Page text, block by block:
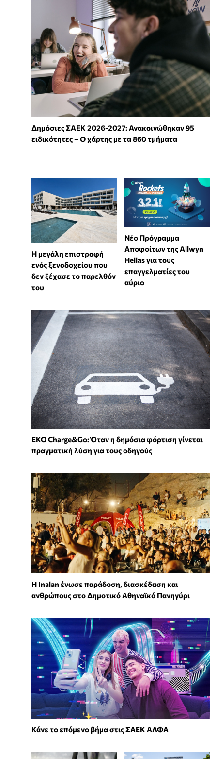
Δημόσιες ΣΑΕΚ 2026-2027: Ανακοινώθηκαν 95
ειδικότητες – Ο χάρτης με τα 860 τμήματα
Η μεγάλη επιστροφή
ενός ξενοδοχείου που
δεν ξέχασε το παρελθόν
του
Νέο Πρόγραμμα
Αποφοίτων της Allwyn
Hellas για τους
επαγγελματίες του
αύριο
EKO Charge&Go: Όταν η δημόσια φόρτιση γίνεται
πραγματική λύση για τους οδηγούς
Η Inalan ένωσε παράδοση, διασκέδαση και
ανθρώπους στο Δημοτικό Αθηναϊκό Πανηγύρι
Κάνε το επόμενο βήμα στις ΣΑΕΚ ΑΛΦΑ